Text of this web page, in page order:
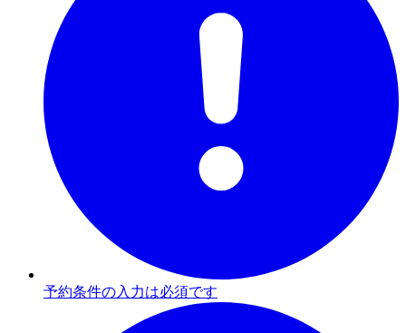
予約条件の入力は必須です